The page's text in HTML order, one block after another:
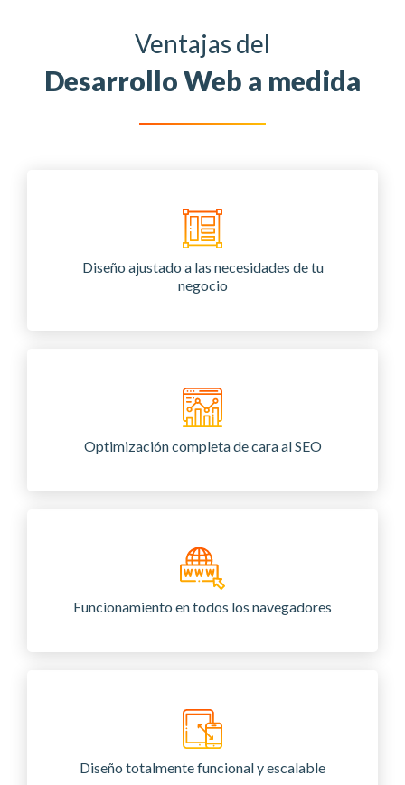
Ventajas del
Desarrollo Web a medida
Diseño ajustado a las necesidades de tu
negocio
Optimización completa de cara al SEO
Funcionamiento en todos los navegadores
Diseño totalmente funcional y escalable